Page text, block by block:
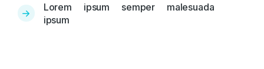
Lorem ipsum semper malesuada
ipsum